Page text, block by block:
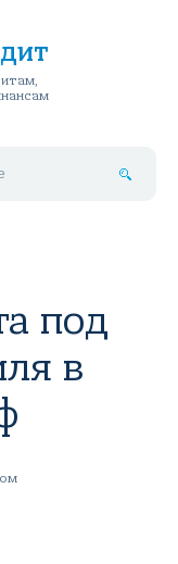
под
в